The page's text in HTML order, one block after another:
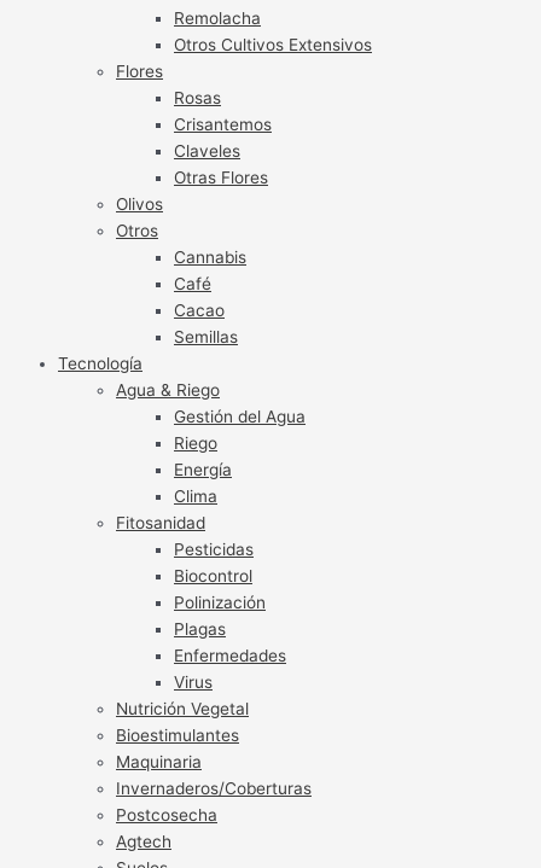
Remolacha
Otros Cultivos Extensivos
Flores
Rosas
Crisantemos
Claveles
Otras Flores
Olivos
Otros
Cannabis
Café
Cacao
Semillas
Tecnología
Agua & Riego
Gestión del Agua
Riego
Energía
Clima
Fitosanidad
Pesticidas
Biocontrol
Polinización
Plagas
Enfermedades
Virus
Nutrición Vegetal
Bioestimulantes
Maquinaria
Invernaderos/Coberturas
Postcosecha
Agtech